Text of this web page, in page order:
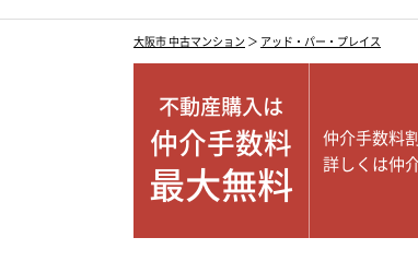
大阪市 中古マンション ＞ アッド・パー・プレイス
不動産購入は
仲介手数料
最大無料
仲介手数料
詳しくは仲